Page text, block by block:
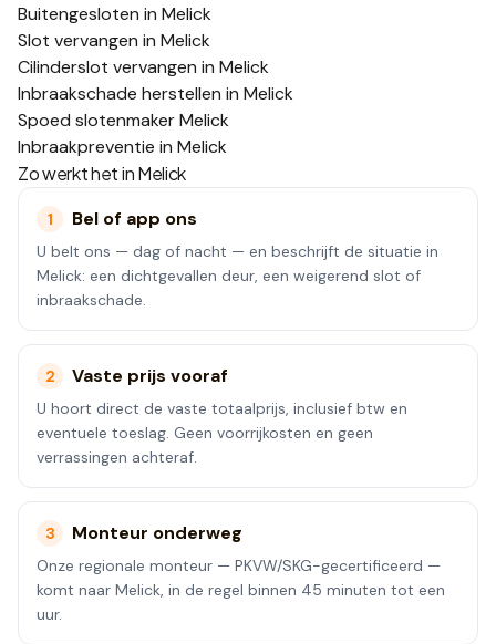
Buitengesloten in Melick
Slot vervangen in Melick
Cilinderslot vervangen in Melick
Inbraakschade herstellen in Melick
Spoed slotenmaker Melick
Inbraakpreventie in Melick
Zo werkt het inMelick
1 Bel of app ons
U belt ons — dag of nacht — en beschrijft de situatie in
Melick: een dichtgevallen deur, een weigerend slot of
inbraakschade.
2 Vaste prijs vooraf
U hoort direct de vaste totaalprijs, inclusief btw en
eventuele toeslag. Geen voorrijkosten en geen
verrassingen achteraf.
3 Monteur onderweg
Onze regionale monteur — PKVW/SKG-gecertificeerd —
komt naar Melick, in de regel binnen 45 minuten tot een
uur.